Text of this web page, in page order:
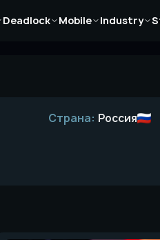
Deadlock
Статьи
Mobile
Статьи Industry
Статьи
Страна: Россия